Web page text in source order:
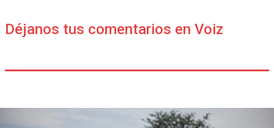
Déjanos tus comentarios en Voiz